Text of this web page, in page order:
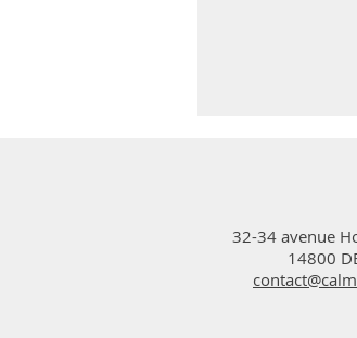
32-34 avenue
14800